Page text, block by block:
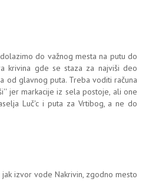
do važnog mesta na putu do
krivina gde se staza za najviši deo
od glavnog puta. Treba voditi računa
jer markacije iz sela postoje, ali one
Luč'c i puta za Vrtibog, a ne do
izvor vode Nakrivin, zgodno mesto